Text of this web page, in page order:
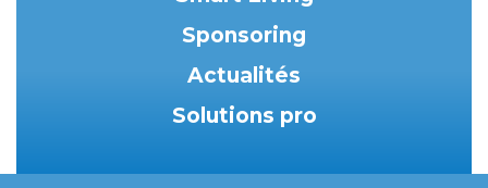
Sponsoring
Actualités
Solutions pro